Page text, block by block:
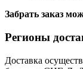
Забрать заказ
Регионы
Доставка